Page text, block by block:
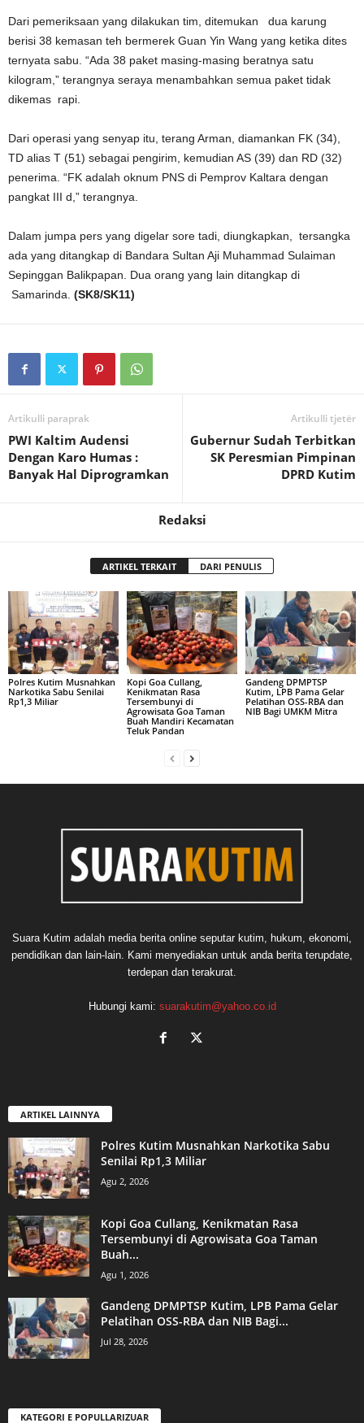
Dari pemeriksaan yang dilakukan tim, ditemukan dua karung
berisi 38 kemasan teh bermerek Guan Yin Wang yang ketika dites
ternyata sabu. “Ada 38 paket masing-masing beratnya satu
kilogram,” terangnya seraya menambahkan semua paket tidak
dikemas rapi.
Dari operasi yang senyap itu, terang Arman, diamankan FK (34),
TD alias T (51) sebagai pengirim, kemudian AS (39) dan RD (32)
penerima. “FK adalah oknum PNS di Pemprov Kaltara dengan
pangkat III d,” terangnya.
Dalam jumpa pers yang digelar sore tadi, diungkapkan, tersangka
ada yang ditangkap di Bandara Sultan Aji Muhammad Sulaiman
Sepinggan Balikpapan. Dua orang yang lain ditangkap di
Samarinda. (SK8/SK11)
Artikulli paraprak
PWI Kaltim Audensi
Dengan Karo Humas :
Banyak Hal Diprogramkan
Artikulli tjetër
Gubernur Sudah Terbitkan
SK Peresmian Pimpinan
DPRD Kutim
Redaksi
ARTIKEL TERKAIT DARI PENULIS
Polres Kutim Musnahkan
Narkotika Sabu Senilai
Rp1,3 Miliar
Kopi Goa Cullang,
Kenikmatan Rasa
Tersembunyi di
Agrowisata Goa Taman
Buah Mandiri Kecamatan
Teluk Pandan
Gandeng DPMPTSP
Kutim, LPB Pama Gelar
Pelatihan OSS-RBA dan
NIB Bagi UMKM Mitra
Suara Kutim adalah media berita online seputar kutim, hukum, ekonomi,
pendidikan dan lain-lain. Kami menyediakan untuk anda berita terupdate,
terdepan dan terakurat.
Hubungi kami: suarakutim@yahoo.co.id
ARTIKEL LAINNYA
Polres Kutim Musnahkan Narkotika Sabu
Senilai Rp1,3 Miliar
Agu 2, 2026
Kopi Goa Cullang, Kenikmatan Rasa
Tersembunyi di Agrowisata Goa Taman
Buah...
Agu 1, 2026
Gandeng DPMPTSP Kutim, LPB Pama Gelar
Pelatihan OSS-RBA dan NIB Bagi...
Jul 28, 2026
KATEGORI E POPULLARIZUAR